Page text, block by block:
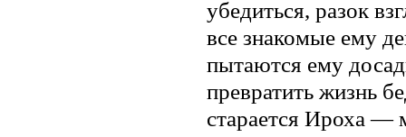
убедиться, разок
все знакомые ему
пытаются ему
превратить жизнь
старается Ироха —